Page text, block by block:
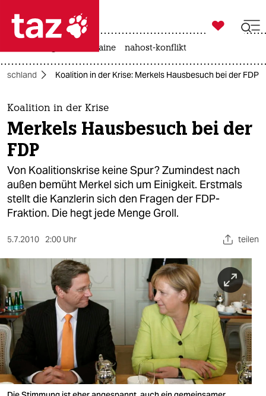
 taz zahl ich
taz zahl ich
themen
politik
öko
gesellschaft
kultur
sport
berlin
nord
wahrheit
verlag
verlag

taz zahl ich
krieg in der ukraine nahost-konflikt
Koalition in der Krise: Merkels Hausbesuch bei der FDP
Koalition in der Krise
Merkels Hausbesuch bei der
FDP
Von Koalitionskrise keine Spur? Zumindest nach
außen bemüht Merkel sich um Einigkeit. Erstmals
stellt die Kanzlerin sich den Fragen der FDP-
Fraktion. Die hegt jede Menge Groll.
5.7.2010 2:00 Uhr teilen